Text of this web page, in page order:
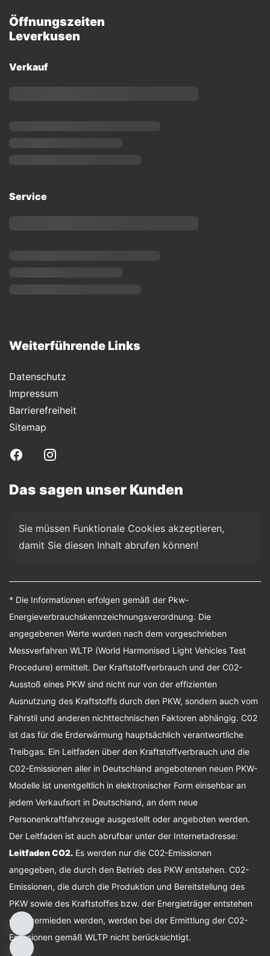
Öffnungszeiten
Leverkusen
Verkauf
Service
Weiterführende Links
Datenschutz
Impressum
Barrierefreiheit
Sitemap
Das sagen unser Kunden
Sie müssen Funktionale Cookies akzeptieren,
damit Sie diesen Inhalt abrufen können!
* Die Informationen erfolgen gemäß der Pkw-
Energieverbrauchskennzeichnungsverordnung. Die
angegebenen Werte wurden nach dem vorgeschrieben
Messverfahren WLTP (World Harmonised Light Vehicles Test
Procedure) ermittelt. Der Kraftstoffverbrauch und der C02-
Ausstoß eines PKW sind nicht nur von der effizienten
Ausnutzung des Kraftstoffs durch den PKW, sondern auch vom
Fahrstil und anderen nichttechnischen Faktoren abhängig. C02
ist das für die Erderwärmung hauptsächlich verantwortliche
Treibgas. Ein Leitfaden über den Kraftstoffverbrauch und die
C02-Emissionen aller in Deutschland angebotenen neuen PKW-
Modelle ist unentgeltlich in elektronischer Form einsehbar an
jedem Verkaufsort in Deutschland, an dem neue
Personenkraftfahrzeuge ausgestellt oder angeboten werden.
Der Leitfaden ist auch abrufbar unter der Internetadresse:
Leitfaden CO2. Es werden nur die C02-Emissionen
angegeben, die durch den Betrieb des PKW entstehen. C02-
Emissionen, die durch die Produktion und Bereitstellung des
PKW sowie des Kraftstoffes bzw. der Energieträger entstehen
oder vermieden werden, werden bei der Ermittlung der C02-
Emissionen gemäß WLTP nicht berücksichtigt.